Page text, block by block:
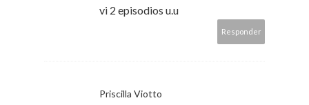
vi 2 episodios u.u
Responder
Priscilla Viotto